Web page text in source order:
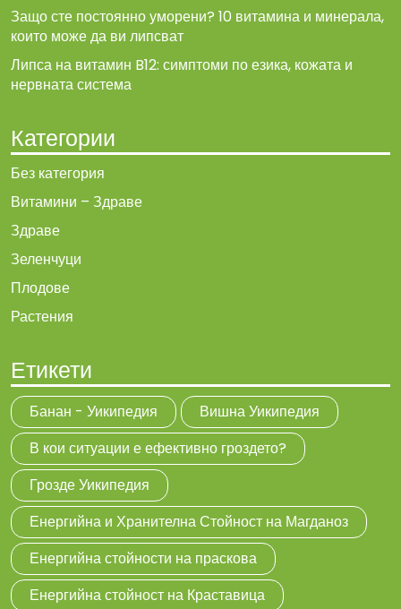
Защо сте постоянно уморени? 10 витамина и минерала,
които може да ви липсват
Липса на витамин B12: симптоми по езика, кожата и
нервната система
Категории
Без категория
Витамини – Здраве
Здраве
Зеленчуци
Плодове
Растения
Етикети
Банан - Уикипедия
Вишна Уикипедия
В кои ситуации е ефективно гроздето?
Грозде Уикипедия
Енергийна и Хранителна Стойност на Магданоз
Енергийна стойности на праскова
Енергийна стойност на Краставица